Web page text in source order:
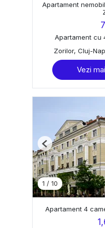
Apartament
Apartament cu
Zorilor, Cluj-
Vezi
1 / 10
Previous
Apartament 4